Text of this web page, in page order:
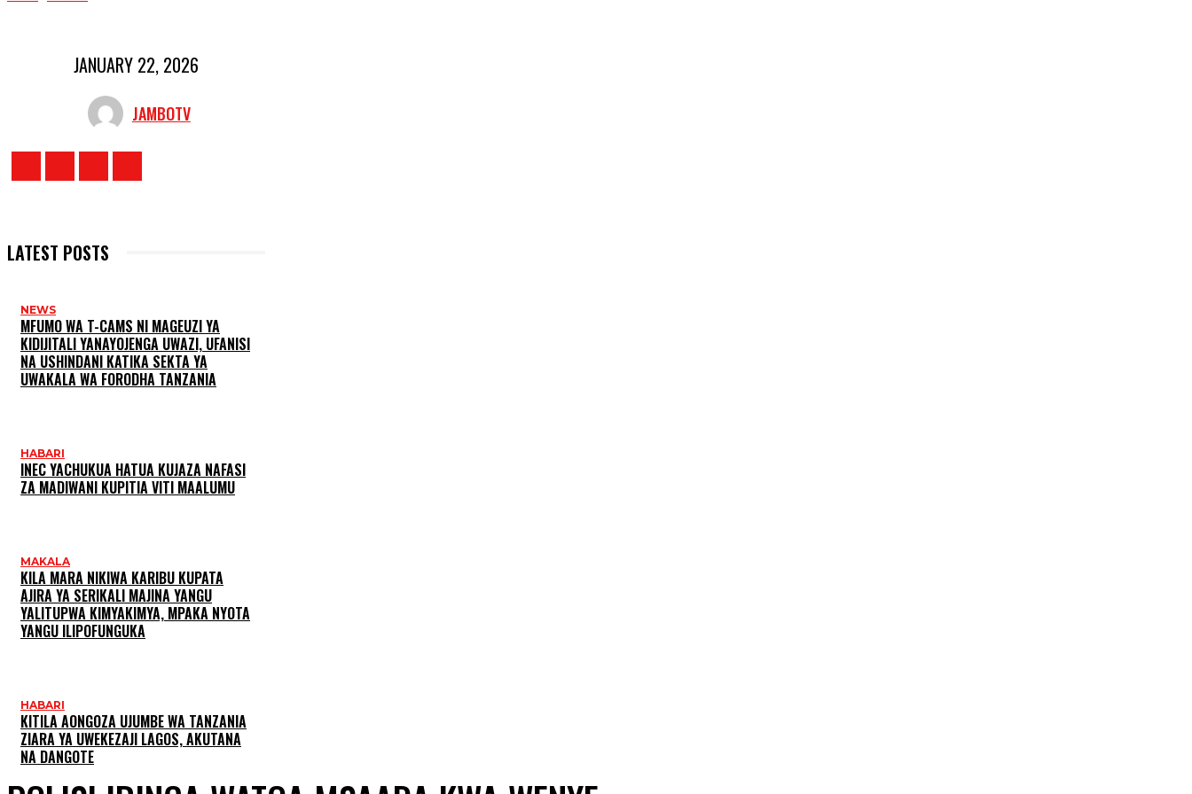
JANUARY 22, 2026
JAMBOTV
LATEST POSTS
NEWS
MFUMO WA T-CAMS NI MAGEUZI YA
KIDIJITALI YANAYOJENGA UWAZI, UFANISI
NA USHINDANI KATIKA SEKTA YA
UWAKALA WA FORODHA TANZANIA
HABARI
INEC YACHUKUA HATUA KUJAZA NAFASI
ZA MADIWANI KUPITIA VITI MAALUMU
MAKALA
KILA MARA NIKIWA KARIBU KUPATA
AJIRA YA SERIKALI MAJINA YANGU
YALITUPWA KIMYAKIMYA, MPAKA NYOTA
YANGU ILIPOFUNGUKA
HABARI
KITILA AONGOZA UJUMBE WA TANZANIA
ZIARA YA UWEKEZAJI LAGOS, AKUTANA
NA DANGOTE